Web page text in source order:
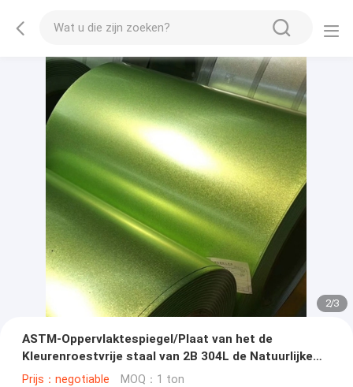
2/3
ASTM-Oppervlaktespiegel/Plaat van het de
Kleurenroestvrije staal van 2B 304L de Natuurlijke
120 mm
Prijs：negotiable MOQ：1 ton